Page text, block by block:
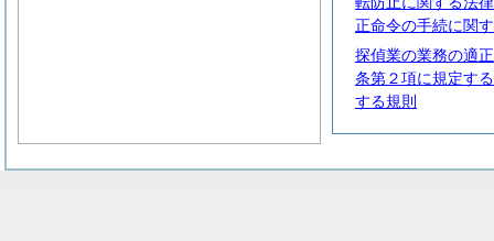
正命令の手続に関
探偵業の業務の適
条第２項に規定す
する規則